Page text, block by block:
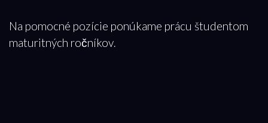
Na pomocné pozície ponúkame prácu študentom
maturitných ročníkov.